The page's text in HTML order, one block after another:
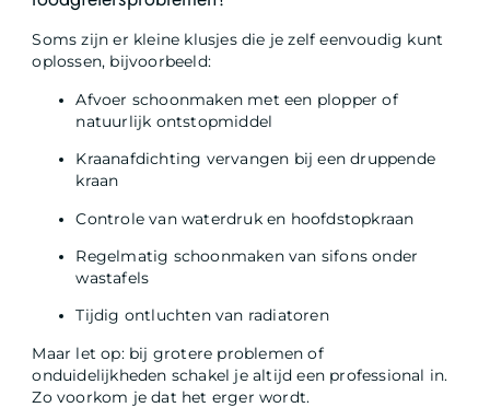
Soms zijn er kleine klusjes die je zelf eenvoudig kunt
oplossen, bijvoorbeeld:
Afvoer schoonmaken met een plopper of
natuurlijk ontstopmiddel
Kraanafdichting vervangen bij een druppende
kraan
Controle van waterdruk en hoofdstopkraan
Regelmatig schoonmaken van sifons onder
wastafels
Tijdig ontluchten van radiatoren
Maar let op: bij grotere problemen of
onduidelijkheden schakel je altijd een professional in.
Zo voorkom je dat het erger wordt.